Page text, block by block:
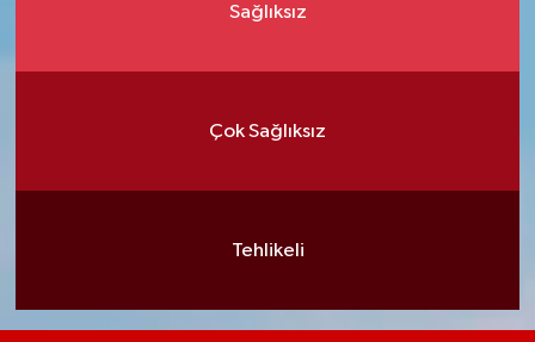
Sağlıksız
Çok Sağlıksız
Tehlikeli